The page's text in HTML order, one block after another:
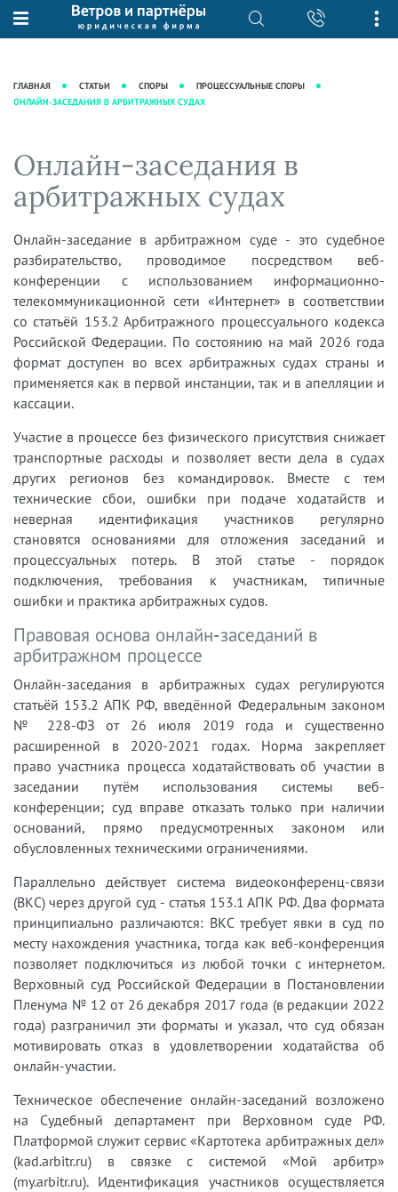
О нас
Рекомендации
Преимущества юридической
фирмы
Кейсы
Вакансии
Юридические услуги
Интеллектуальная собственность
Налоговая практика
Сопровождение бизнеса
Ведение уголовных дел
Защита активов
Ведение дел о банкротстве
База знаний
практики"
Новости
Аудиоподкасты
Видеоподкасты
Справочная
Вопросы-ответы
Вебинары и семинары
Прямые эфиры
ГЛАВНАЯ СТАТЬИ СПОРЫ
ПРОЦЕССУАЛЬНЫЕ СПОРЫ
ОНЛАЙН-ЗАСЕДАНИЯ В АРБИТРАЖНЫХ СУДАХ
Онлайн-заседания в
арбитражных судах
Онлайн-заседание в арбитражном суде - это судебное
разбирательство, проводимое посредством веб-
конференции с использованием информационно-
телекоммуникационной сети «Интернет» в соответствии
со статьёй 153.2 Арбитражного процессуального кодекса
Российской Федерации. По состоянию на май 2026 года
формат доступен во всех арбитражных судах страны и
применяется как в первой инстанции, так и в апелляции и
кассации.
Участие в процессе без физического присутствия снижает
транспортные расходы и позволяет вести дела в судах
других регионов без командировок. Вместе с тем
технические сбои, ошибки при подаче ходатайств и
неверная идентификация участников регулярно
становятся основаниями для отложения заседаний и
процессуальных потерь. В этой статье - порядок
подключения, требования к участникам, типичные
ошибки и практика арбитражных судов.
Правовая основа онлайн-заседаний в
арбитражном процессе
Онлайн-заседания в арбитражных судах регулируются
статьёй 153.2 АПК РФ, введённой Федеральным законом
№ 228-ФЗ от 26 июля 2019 года и существенно
расширенной в 2020-2021 годах. Норма закрепляет
право участника процесса ходатайствовать об участии в
заседании путём использования системы веб-
конференции; суд вправе отказать только при наличии
оснований, прямо предусмотренных законом или
обусловленных техническими ограничениями.
Параллельно действует система видеоконференц-связи
(ВКС) через другой суд - статья 153.1 АПК РФ. Два формата
принципиально различаются: ВКС требует явки в суд по
месту нахождения участника, тогда как веб-конференция
позволяет подключиться из любой точки с интернетом.
Верховный суд Российской Федерации в Постановлении
Пленума № 12 от 26 декабря 2017 года (в редакции 2022
года) разграничил эти форматы и указал, что суд обязан
мотивировать отказ в удовлетворении ходатайства об
онлайн-участии.
Техническое обеспечение онлайн-заседаний возложено
на Судебный департамент при Верховном суде РФ.
Платформой служит сервис «Картотека арбитражных дел»
(kad.arbitr.ru) в связке с системой «Мой арбитр»
(my.arbitr.ru). Идентификация участников осуществляется